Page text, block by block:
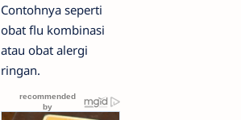
Contohnya seperti
obat flu kombinasi
atau obat alergi
ringan.